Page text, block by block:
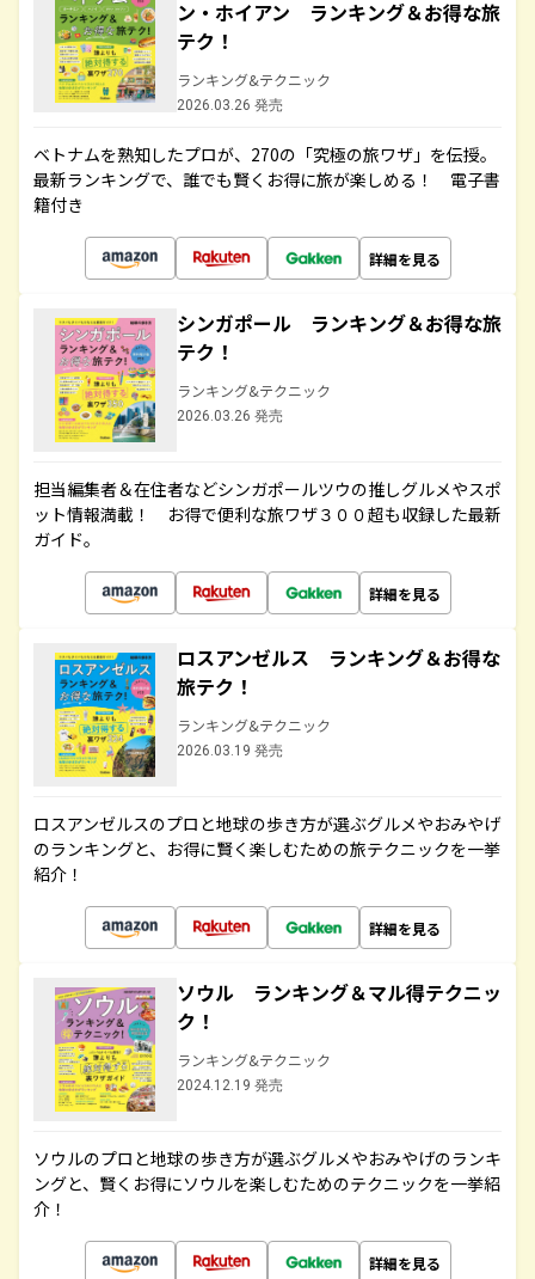
ン・ホイアン ランキング＆お得な旅
テク！
ランキング&テクニック
2026.03.26 発売
ベトナムを熟知したプロが、270の「究極の旅ワザ」を伝授。
最新ランキングで、誰でも賢くお得に旅が楽しめる！ 電子書
籍付き
詳細を見る
シンガポール ランキング＆お得な旅
テク！
ランキング&テクニック
2026.03.26 発売
担当編集者＆在住者などシンガポールツウの推しグルメやスポ
ット情報満載！ お得で便利な旅ワザ３００超も収録した最新
ガイド。
詳細を見る
ロスアンゼルス ランキング＆お得な
旅テク！
ランキング&テクニック
2026.03.19 発売
ロスアンゼルスのプロと地球の歩き方が選ぶグルメやおみやげ
のランキングと、お得に賢く楽しむための旅テクニックを一挙
紹介！
詳細を見る
ソウル ランキング＆マル得テクニッ
ク！
ランキング&テクニック
2024.12.19 発売
ソウルのプロと地球の歩き方が選ぶグルメやおみやげのランキ
ングと、賢くお得にソウルを楽しむためのテクニックを一挙紹
介！
詳細を見る